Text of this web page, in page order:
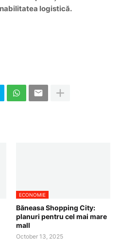
logistică.
ECONOMIE
Băneasa Shopping City:
planuri pentru cel mai mare
mall
October 13, 2025